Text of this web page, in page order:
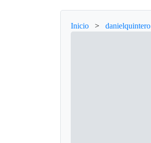
Inicio > danielquintero